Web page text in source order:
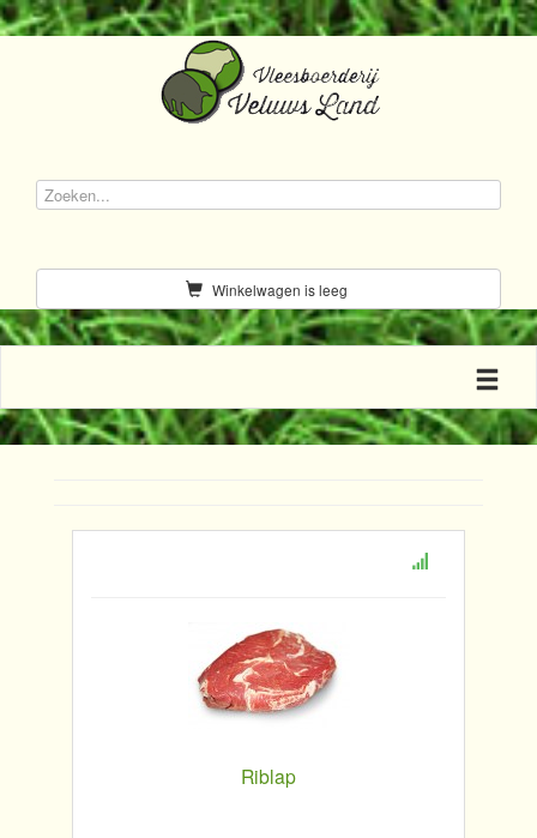
Winkelwagen is leeg
Toggle
Riblap